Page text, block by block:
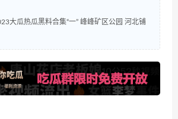
大瓜热瓜黑料合集“一” 峰峰矿区公园 河北铺